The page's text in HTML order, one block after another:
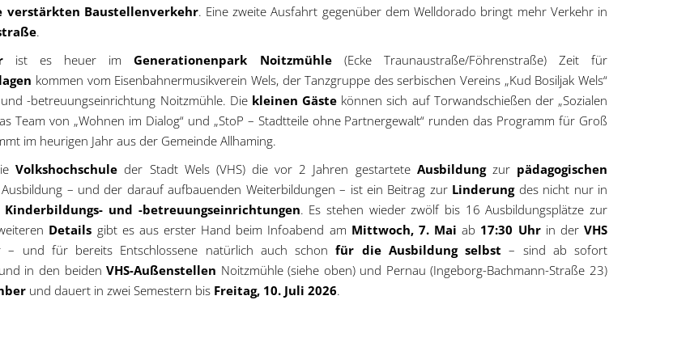
verstärkten Baustellenverkehr. Eine zweite Ausfahrt gegenüber dem Welldorado bringt mehr Verkehr in
.
ist es heuer imGenerationenpark Noitzmühle(Ecke Traunaustraße/Föhrenstraße) Zeit für
kommen vom Eisenbahnermusikverein Wels, der Tanzgruppe des serbischen Vereins „Kud Bosiljak Wels“
-betreuungseinrichtung Noitzmühle. Die kleinen Gäste können sich auf Torwandschießen der „Sozialen
Team von „Wohnen im Dialog“ und „StoP – Stadtteile ohne Partnergewalt“ runden das Programm für Groß
im heurigen Jahr aus der Gemeinde Allhaming.
Volkshochschule der Stadt Wels (VHS) die vor 2 Jahren gestartete Ausbildung zur pädagogischen
– und der darauf aufbauenden Weiterbildungen – ist ein Beitrag zur Linderung des nicht nur in
Kinderbildungs- und -betreuungseinrichtungen. Es stehen wieder zwölf bis 16 Ausbildungsplätze zur
Details gibt es aus erster Hand beim Infoabend am Mittwoch, 7. Mai ab 17:30 Uhrin derVHS
– und für bereits Entschlossene natürlich auch schonfür die Ausbildung selbst – sind ab sofort
in den beidenVHS-Außenstellen Noitzmühle (siehe oben) und Pernau (Ingeborg-Bachmann-Straße 23)
und dauert in zwei Semestern bis Freitag, 10. Juli 2026.